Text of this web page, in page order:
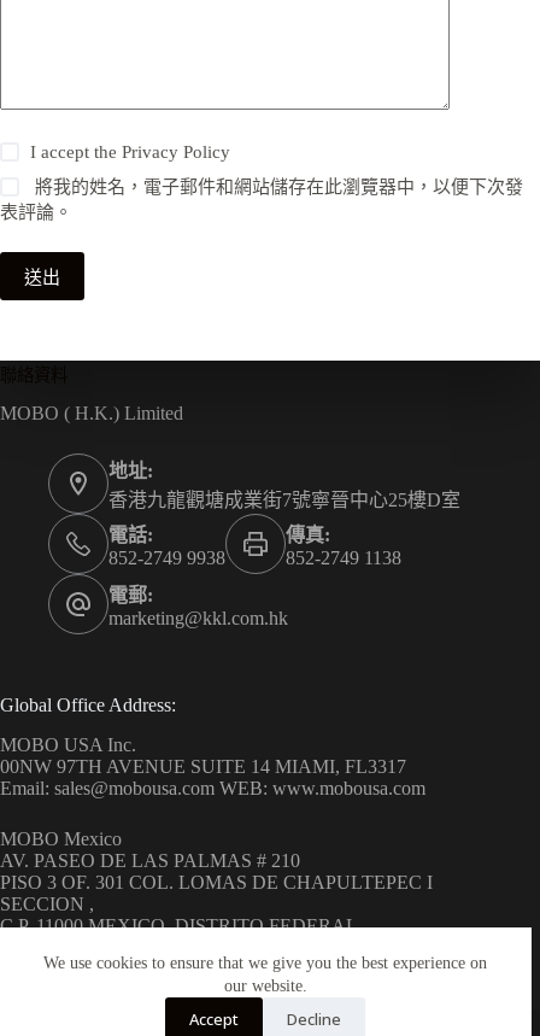
We use cookies to ensure that we give you the best experience on
our website.
Accept Decline
I accept thePrivacy Policy
將我的姓名，電子郵件和網站儲存在此瀏覽器中，以便下次發
表評論。
送出
MOBO ( H.K.) Limited
地址:
香港九龍觀塘成業街7號寧晉中心25樓D室
電話:
852-2749 9938
傳真:
852-2749 1138
電郵:
marketing@kkl.com.hk
Global Office Address:
MOBO USA Inc.
00NW 97TH AVENUE SUITE 14 MIAMI, FL3317
Email: sales@mobousa.com WEB: www.mobousa.com
MOBO Mexico
AV. PASEO DE LAS PALMAS # 210
PISO 3 OF. 301 COL. LOMAS DE CHAPULTEPEC I
SECCION ,
C.P. 11000 MEXICO, DISTRITO FEDERAL
Copyright © 2026 MOBO ( H.K.) Limited